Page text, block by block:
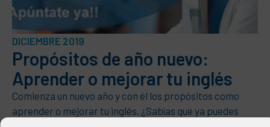
DICIEMBRE 2019
Propósitos de año nuevo:
Aprender o mejorar tu inglés
Comienza un nuevo año y con él los propósitos como
aprender o mejorar tu inglés. ¿Sabías que ya puedes